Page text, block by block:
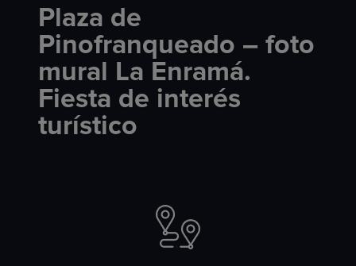
Plaza de
Pinofranqueado – foto
mural La Enramá.
Fiesta de interés
turístico